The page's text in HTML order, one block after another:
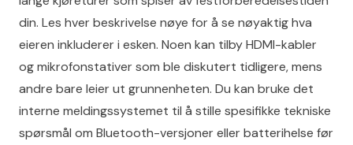
din. Les hver beskrivelse nøye for å se nøyaktig hva
eieren inkluderer i esken. Noen kan tilby HDMI-kabler
og mikrofonstativer som ble diskutert tidligere, mens
andre bare leier ut grunnenheten. Du kan bruke det
interne meldingssystemet til å stille spesifikke tekniske
spørsmål om Bluetooth-versjoner eller batterihelse før